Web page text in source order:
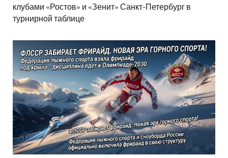
клубами «Ростов» и «Зенит» Санкт-Петербург в
турнирной таблице